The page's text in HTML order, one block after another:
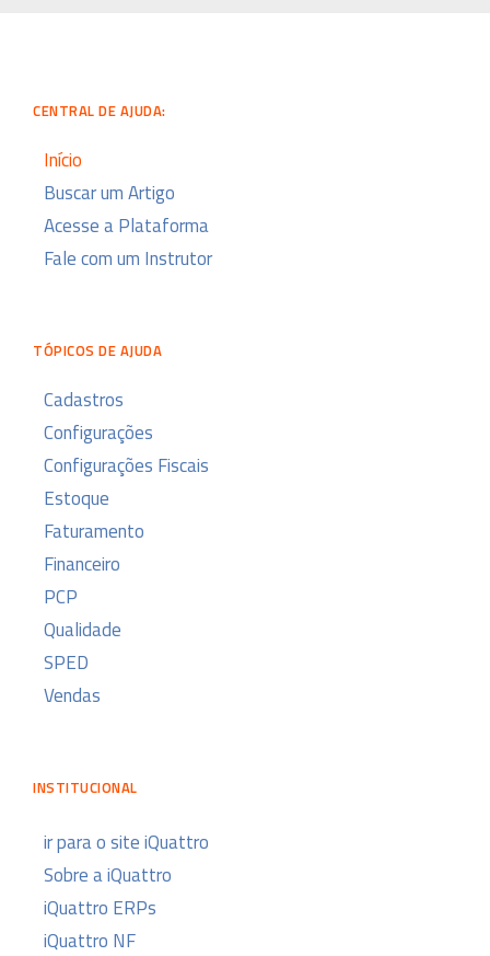
CENTRAL DE AJUDA:
Início
Buscar um Artigo
Acesse a Plataforma
Fale com um Instrutor
TÓPICOS DE AJUDA
Cadastros
Configurações
Configurações Fiscais
Estoque
Faturamento
Financeiro
PCP
Qualidade
SPED
Vendas
INSTITUCIONAL
ir para o site iQuattro
Sobre a iQuattro
iQuattro ERPs
iQuattro NF